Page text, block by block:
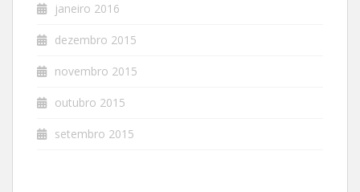
janeiro 2016
dezembro 2015
novembro 2015
outubro 2015
setembro 2015